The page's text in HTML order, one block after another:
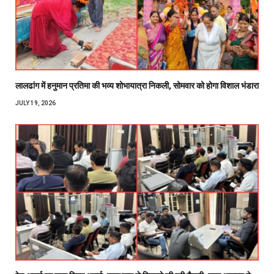
लालढांग में हनुमान प्रतिमा की भव्य शोभायात्रा निकली, सोमवार को होगा विशाल भंडारा
JULY 19, 2026